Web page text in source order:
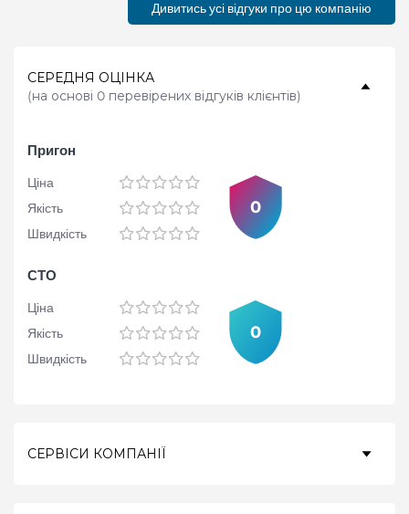
Дивитись усі відгуки про цю компанію
СЕРЕДНЯ ОЦІНКА
(на основі 0 перевірених відгуків клієнтів)
Пригон
Ціна
Якість
Швидкість
0
СТО
Ціна
Якість
Швидкість
0
СЕРВІСИ КОМПАНІЇ